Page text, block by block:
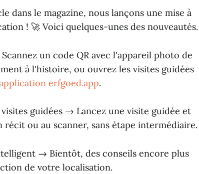
dans le magazine, nous lançons une mise à
! 🚀 Voici quelques-unes des nouveautés.
un code QR avec l'appareil photo de
à l'histoire, ou ouvrez les visites guidées
erfgoed.app.
guidées → Lancez une visite guidée et
ou au scanner, sans étape intermédiaire.
→ Bientôt, des conseils encore plus
de votre localisation.